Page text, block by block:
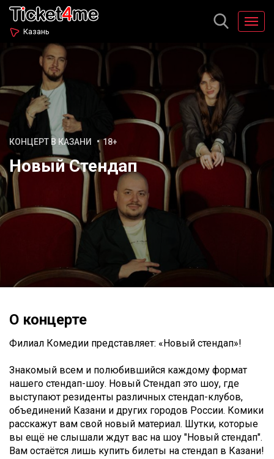
Казань
КОНЦЕРТ В КАЗАНИ 18+
Новый Стендап
О концерте
Филиал Комедии представляет: «Новый стендап»!
Знакомый всем и полюбившийся каждому формат
нашего стендап-шоу. Новый Стендап это шоу, где
выступают резиденты различных стендап-клубов,
объединений Казани и других городов России. Комики
расскажут вам свой новый материал. Шутки, которые
вы ещё не слышали ждут вас на шоу "Новый стендап".
Вам остаётся лишь купить билеты на стендап в Казани!